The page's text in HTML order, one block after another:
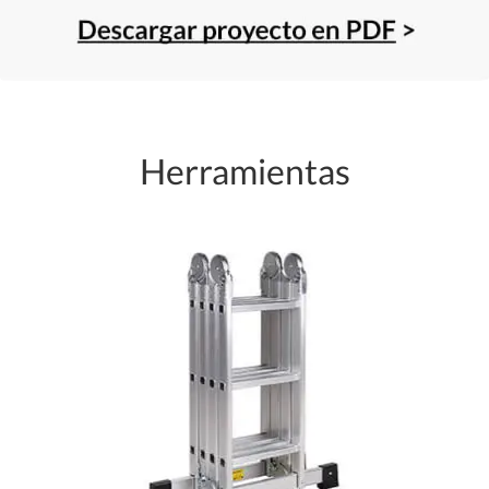
Herramientas